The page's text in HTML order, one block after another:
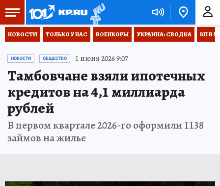
НОВОСТИ ТОЛЬКО У НАС ВОЕНКОРЫ УКРАИНА: СВОДКА КП В
НОВОСТИ ОБЩЕСТВО 1 июня 2026 9:07
Тамбовчане взяли ипотечных
кредитов на 4,1 миллиарда
рублей
В первом квартале 2026-го оформили 1138
займов на жилье